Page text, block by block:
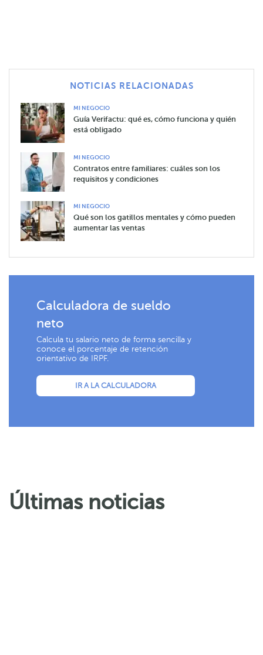
NOTICIAS RELACIONADAS
MI NEGOCIO
Guía Verifactu: qué es, cómo funciona y quién
está obligado
MI NEGOCIO
Contratos entre familiares: cuáles son los
requisitos y condiciones
MI NEGOCIO
Qué son los gatillos mentales y cómo pueden
aumentar las ventas
Calculadora de sueldo
neto
Calcula tu salario neto de forma sencilla y
conoce el porcentaje de retención
orientativo de IRPF.
IR A LA CALCULADORA
Últimas noticias